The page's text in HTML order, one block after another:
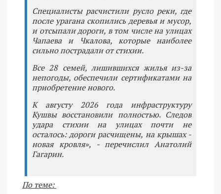
Специалисты расчистили русло реки, где
после урагана скопились деревья и мусор,
и отсыпали дороги, в том числе на улицах
Чапаева и Чкалова, которые наиболее
сильно пострадали от стихии.
Все 28 семей, лишившихся жилья из-за
непогоды, обеспечили сертификатами на
приобретение нового.
К августу 2026 года инфраструктуру
Кушвы восстановили полностью. Следов
удара стихии на улицах почти не
осталось: дороги расчищены, на крышах -
новая кровля», - перечислил Анатолий
Гагарин.
По теме: